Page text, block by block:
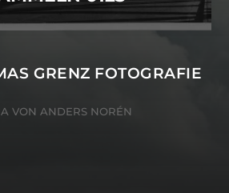
GRENZ FOTOGRAFIE
VON ANDERS NORÉN